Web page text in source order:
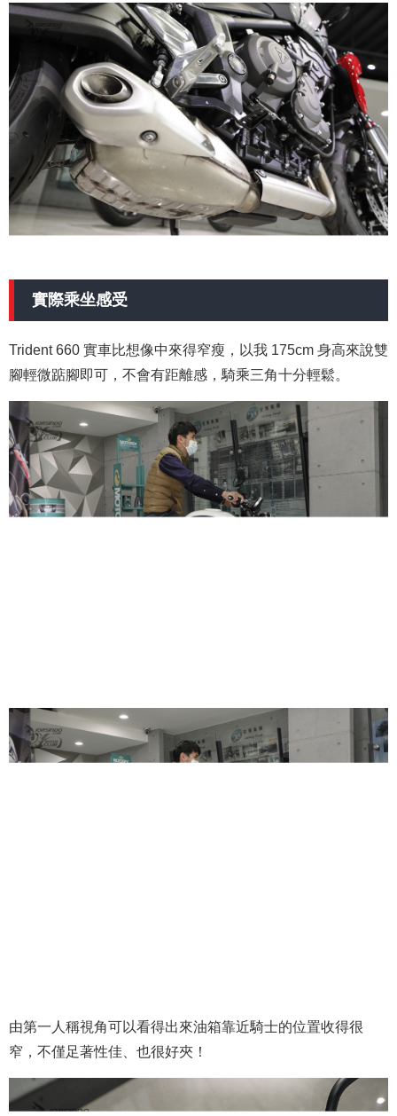
實際乘坐感受
Trident 660 實車比想像中來得窄瘦，以我 175cm 身高來說雙
腳輕微踮腳即可，不會有距離感，騎乘三角十分輕鬆。
由第一人稱視角可以看得出來油箱靠近騎士的位置收得很
窄，不僅足著性佳、也很好夾！